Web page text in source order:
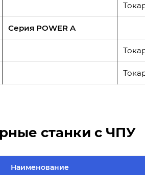
Серия POWER A
станки с ЧПУ
Наименование